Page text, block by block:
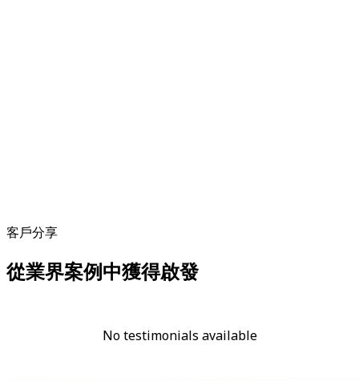
客戶分享
從業界案例中獲得啟發
No testimonials available